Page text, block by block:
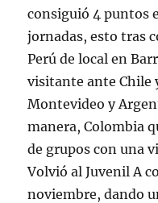
consiguió 4 puntos
jornadas, esto tras
Perú de local en
visitante ante Chile
Montevideo y
manera, Colombia
de grupos con una
Volvió al Juvenil A
noviembre, dando